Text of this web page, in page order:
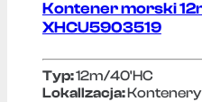
Kontener morski
XHCU5903519
Typ:12m/40'HC
Lokallzacja: